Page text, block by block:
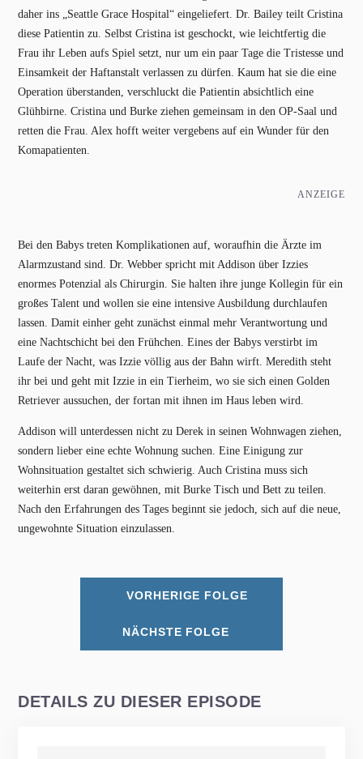
daher ins „Seattle Grace Hospital“ eingeliefert. Dr. Bailey teilt Cristina
diese Patientin zu. Selbst Cristina ist geschockt, wie leichtfertig die
Frau ihr Leben aufs Spiel setzt, nur um ein paar Tage die Tristesse und
Einsamkeit der Haftanstalt verlassen zu dürfen. Kaum hat sie die eine
Operation überstanden, verschluckt die Patientin absichtlich eine
Glühbirne. Cristina und Burke ziehen gemeinsam in den OP-Saal und
retten die Frau. Alex hofft weiter vergebens auf ein Wunder für den
Komapatienten.
ANZEIGE
Bei den Babys treten Komplikationen auf, woraufhin die Ärzte im
Alarmzustand sind. Dr. Webber spricht mit Addison über Izzies
enormes Potenzial als Chirurgin. Sie halten ihre junge Kollegin für ein
großes Talent und wollen sie eine intensive Ausbildung durchlaufen
lassen. Damit einher geht zunächst einmal mehr Verantwortung und
eine Nachtschicht bei den Frühchen. Eines der Babys verstirbt im
Laufe der Nacht, was Izzie völlig aus der Bahn wirft. Meredith steht
ihr bei und geht mit Izzie in ein Tierheim, wo sie sich einen Golden
Retriever aussuchen, der fortan mit ihnen im Haus leben wird.
Addison will unterdessen nicht zu Derek in seinen Wohnwagen ziehen,
sondern lieber eine echte Wohnung suchen. Eine Einigung zur
Wohnsituation gestaltet sich schwierig. Auch Cristina muss sich
weiterhin erst daran gewöhnen, mit Burke Tisch und Bett zu teilen.
Nach den Erfahrungen des Tages beginnt sie jedoch, sich auf die neue,
ungewohnte Situation einzulassen.
VORHERIGE FOLGE
NÄCHSTE FOLGE
DETAILS ZU DIESER EPISODE